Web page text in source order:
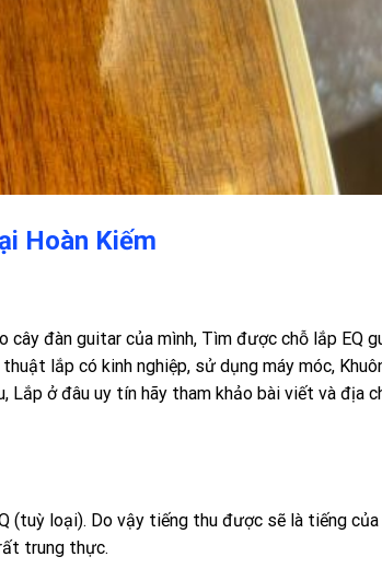
Hoàn Kiếm
cây đàn guitar của mình, Tìm được chỗ lắp EQ
lắp có kinh nghiệp, sử dụng máy móc,
Lắp ở đâu uy tín hãy tham khảo bài viết và địa
(tuỳ loại). Do vậy tiếng thu được sẽ là tiếng
trung thực.